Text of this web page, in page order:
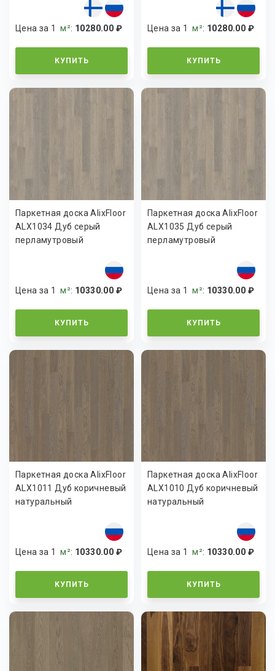
Цена за 1м²: 10280.00 ₽
КУПИТЬ
Цена за 1м²: 10280.00 ₽
КУПИТЬ
Паркетная доска AlixFloor
ALX1034 Дуб серый
перламутровый
Цена за 1м²: 10330.00 ₽
КУПИТЬ
Паркетная доска AlixFloor
ALX1035 Дуб серый
перламутровый
Цена за 1м²: 10330.00 ₽
КУПИТЬ
Паркетная доска AlixFloor
ALX1011 Дуб коричневый
натуральный
Цена за 1м²: 10330.00 ₽
КУПИТЬ
Паркетная доска AlixFloor
ALX1010 Дуб коричневый
натуральный
Цена за 1м²: 10330.00 ₽
КУПИТЬ